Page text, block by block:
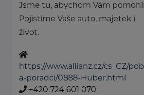
Jsme tu, abychom Vám
Pojistíme Vaše auto, majetek i
život.
https://www.allianz.cz/cs_CZ/
a-poradci/0888-Huber.html
+420 724 601 070